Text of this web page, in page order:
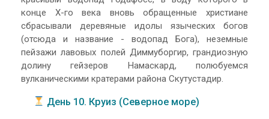
конце Х-го века вновь обращенные христиане
сбрасывали деревяные идолы языческих богов
(отсюда и название - водопад Бога), неземные
пейзажи лавовых полей Диммуборгир, грандиозную
долину гейзеров Намаскард, полюбуемся
вулканическими кратерами района Скутустадир.
День 10. Круиз (Северное море)